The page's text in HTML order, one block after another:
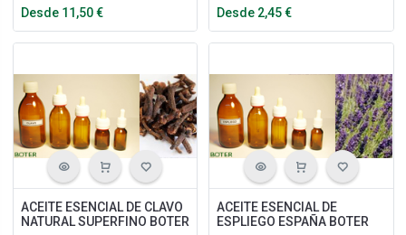
Desde 11,50€
Desde 2,45€
ACEITE ESENCIAL DE CLAVO
NATURAL SUPERFINO BOTER
ACEITE ESENCIAL DE
ESPLIEGO ESPAÑA BOTER